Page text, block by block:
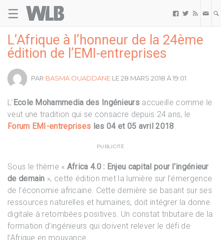
☰   
L’Afrique à l’honneur de la 24ème
édition de l’EMI-entreprises
PAR BASMA OUADDANE LE 28 MARS 2018 À 19:01
L’ Ecole Mohammedia des Ingénieursaccueille comme le
veut une tradition qui se consacre depuis 24 ans, le
Forum EMI-entreprises les 04 et 05 avril 2018.
PUBLICITÉ
Sous le thème « Africa 4.0 : Enjeu capital pour l’ingénieur
de demain », cette édition met la lumière sur l’émergence
de l’économie africaine. Cette dernière se basant sur ses
ressources naturelles et humaines, doit intégrer la donne
digitale à retombées positives. Un constat tributaire de la
formation d’ingénieurs qui doivent relever le défi de
l’Afrique en mouvance.